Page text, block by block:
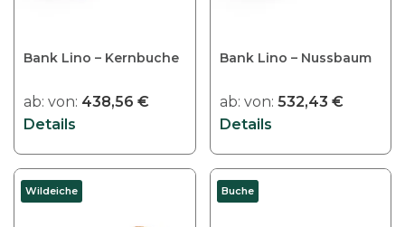
Bank Lino – Kernbuche
ab: von: 438,56 €
Details
Bank Lino – Nussbaum
ab: von: 532,43 €
Details
Wildeiche Buche